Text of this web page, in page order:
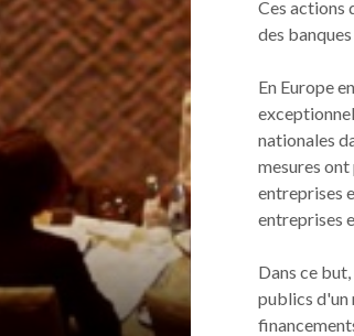
Ces actions
des
En Europe
nationales
mesures
entreprises
entreprises
Dans ce
publics d'un